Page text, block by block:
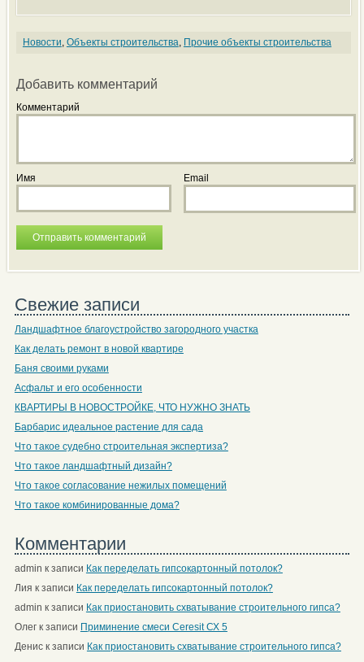
Новости, Объекты строительства, Прочие объекты строительства
Добавить комментарий
Комментарий
Имя Email
Свежие записи
Ландшафтное благоустройство загородного участка
Как делать ремонт в новой квартире
Баня своими руками
Асфальт и его особенности
КВАРТИРЫ В НОВОСТРОЙКЕ, ЧТО НУЖНО ЗНАТЬ
Барбарис идеальное растение для сада
Что такое судебно строительная экспертиза?
Что такое ландшафтный дизайн?
Что такое согласование нежилых помещений
Что такое комбинированные дома?
Комментарии
admin к записи Как переделать гипсокартонный потолок?
Лия к записи Как переделать гипсокартонный потолок?
admin к записи Как приостановить схватывание строительного гипса?
Олегк записи Приминение смеси Ceresit СХ 5
Дениск записи Как приостановить схватывание строительного гипса?